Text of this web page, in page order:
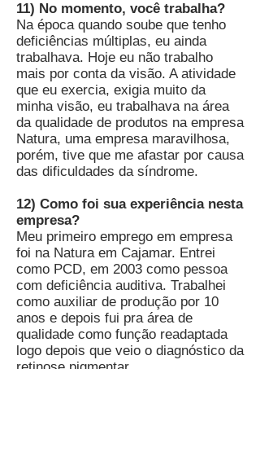
11) No momento, você trabalha?
Na época quando soube que tenho
deficiências múltiplas, eu ainda
trabalhava. Hoje eu não trabalho
mais por conta da visão. A atividade
que eu exercia, exigia muito da
minha visão, eu trabalhava na área
da qualidade de produtos na empresa
Natura, uma empresa maravilhosa,
porém, tive que me afastar por causa
das dificuldades da síndrome.
12) Como foi sua experiência nesta
empresa?
Meu primeiro emprego em empresa
foi na Natura em Cajamar. Entrei
como PCD, em 2003 como pessoa
com deficiência auditiva. Trabalhei
como auxiliar de produção por 10
anos e depois fui pra área de
qualidade como função readaptada
logo depois que veio o diagnóstico da
retinose pigmentar.